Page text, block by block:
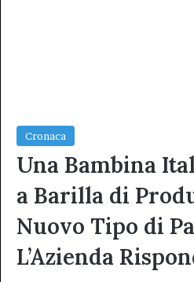
Cronaca
Una Bambina
a Barilla di
Nuovo Tipo di
L’Azienda